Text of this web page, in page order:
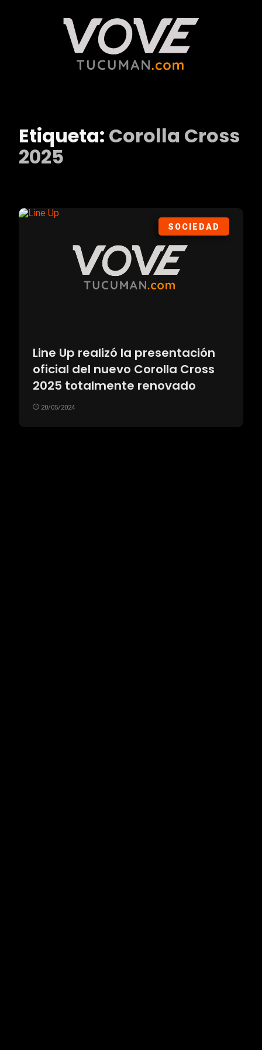
Etiqueta: Corolla Cross
2025
SOCIEDAD
Line Up realizó la presentación
oficial del nuevo Corolla Cross
2025 totalmente renovado
20/05/2024